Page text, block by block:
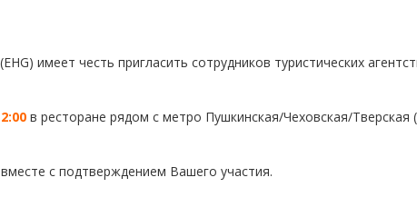
имеет честь пригласить сотрудников туристических
в ресторане рядом с метро Пушкинская/Чеховская/Тверская
с подтверждением Вашего участия.